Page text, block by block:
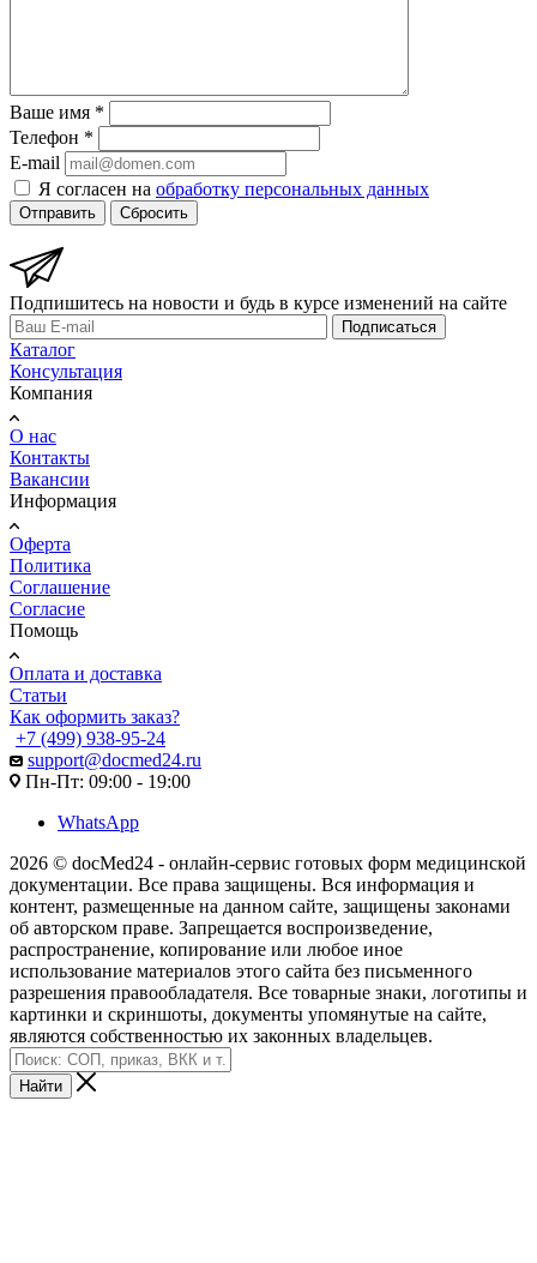
Ваше имя *
Телефон *
E-mail
Я согласен на обработку персональных данных
Отправить Сбросить
Подпишитесь на новости и будь в курсе изменений на сайте
Подписаться
Каталог
Консультация
Компания
О нас
Контакты
Вакансии
Информация
Оферта
Политика
Соглашение
Согласие
Помощь
Оплата и доставка
Статьи
Как оформить заказ?
+7 (499) 938-95-24
support@docmed24.ru
Пн-Пт: 09:00 - 19:00
WhatsApp
2026 © docMed24 - онлайн-сервис готовых форм медицинской
документации. Все права защищены. Вся информация и
контент, размещенные на данном сайте, защищены законами
об авторском праве. Запрещается воспроизведение,
распространение, копирование или любое иное
использование материалов этого сайта без письменного
разрешения правообладателя. Все товарные знаки, логотипы и
картинки и скриншоты, документы упомянутые на сайте,
являются собственностью их законных владельцев.
Найти